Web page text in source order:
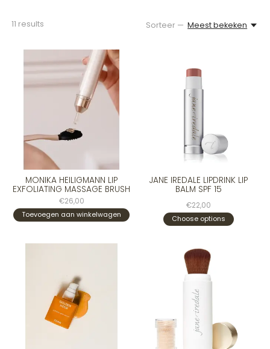
11 results Sorteer — Meest bekeken
MONIKA HEILIGMANN LIP
EXFOLIATING MASSAGE BRUSH
€26,00
Toevoegen aan winkelwagen
JANE IREDALE LIPDRINK LIP
BALM SPF 15
€22,00
Choose options